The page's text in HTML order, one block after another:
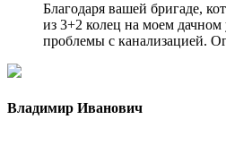
Благодаря вашей бригаде,
из 3+2 колец на моем дачном
проблемы с канализацией.
Владимир Иванович